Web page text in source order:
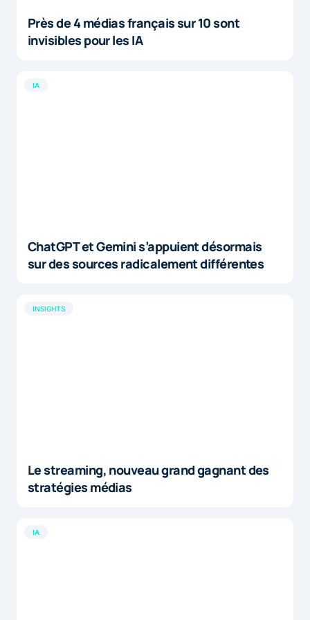
Près de 4 médias français sur 10 sont
invisibles pour les IA
IA
ChatGPT et Gemini s’appuient désormais
sur des sources radicalement différentes
INSIGHTS
Le streaming, nouveau grand gagnant des
stratégies médias
IA